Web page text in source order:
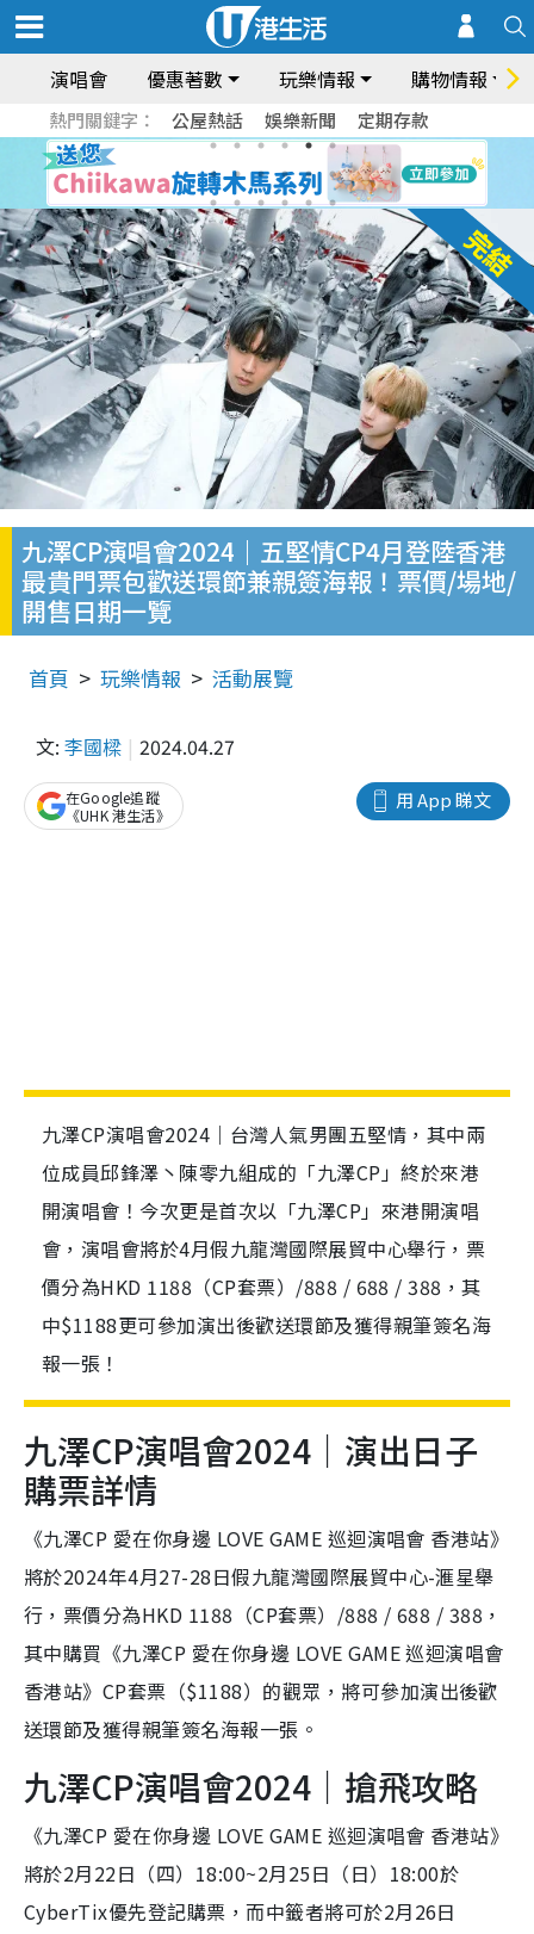
演唱會 優惠著數 玩樂情報 購物情報
熱門關鍵字： 公屋熱話 娛樂新聞 定期存款
九澤CP演唱會2024｜五堅情CP4月登陸香港
最貴門票包歡送環節兼親簽海報！票價/場地/
開售日期一覽
首頁 玩樂情報 活動展覽
文: 李國樑 2024.04.27
用 App 睇文
在Google追蹤
《UHK 港生活》
九澤CP演唱會2024｜台灣人氣男團五堅情，其中兩
位成員邱鋒澤丶陳零九組成的「九澤CP」終於來港
開演唱會！今次更是首次以「九澤CP」來港開演唱
會，演唱會將於4月假九龍灣國際展貿中心舉行，票
價分為HKD 1188（CP套票）/888 / 688 / 388，其
中$1188更可參加演出後歡送環節及獲得親筆簽名海
報一張！
九澤CP演唱會2024｜演出日子
購票詳情
《九澤CP 愛在你身邊 LOVE GAME 巡迴演唱會 香港站》
將於2024年4月27-28日假九龍灣國際展貿中心-滙星舉
行，票價分為HKD 1188（CP套票）/888 / 688 / 388，
其中購買《九澤CP 愛在你身邊 LOVE GAME 巡迴演唱會
香港站》CP套票（$1188）的觀眾，將可參加演出後歡
送環節及獲得親筆簽名海報一張。
九澤CP演唱會2024｜搶飛攻略
《九澤CP 愛在你身邊 LOVE GAME 巡迴演唱會 香港站》
將於2月22日（四）18:00~2月25日（日）18:00於
CyberTix優先登記購票，而中籤者將可於2月26日